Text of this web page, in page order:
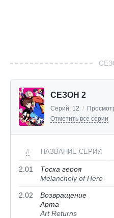
СЕЗОН 2
Серий: 12 /
Отметить все серии
# НАЗВАНИЕ СЕРИИ
2.01
Тоска героя
Melancholy of Hero
2.02
Возвращение
Арта
Art Returns